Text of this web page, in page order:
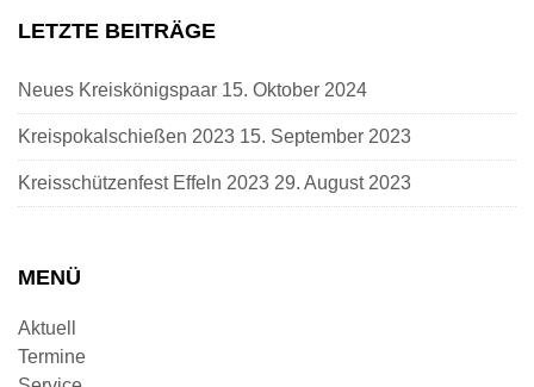
LETZTE BEITRÄGE
Neues Kreiskönigspaar 15. Oktober 2024
Kreispokalschießen 2023 15. September 2023
Kreisschützenfest Effeln 2023 29. August 2023
MENÜ
Aktuell
Termine